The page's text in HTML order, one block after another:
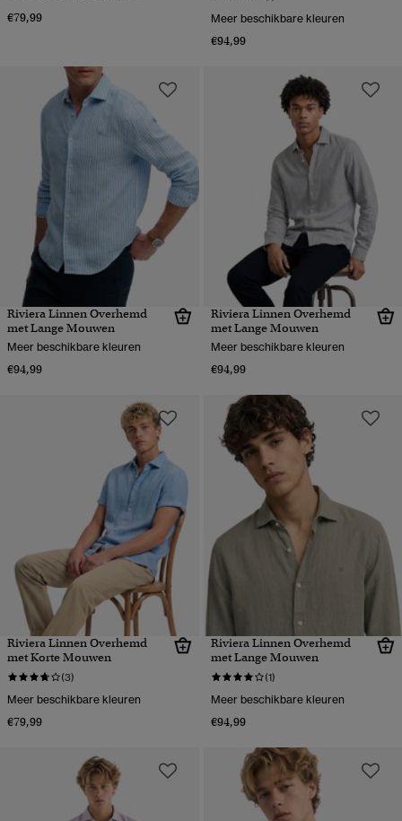
€79,99 Meer beschikbare kleuren
€94,99
Riviera Linnen Overhemd
met Lange Mouwen
Meer beschikbare kleuren
€94,99
Riviera Linnen Overhemd
met Lange Mouwen
Meer beschikbare kleuren
€94,99
Riviera Linnen Overhemd
met Korte Mouwen
(3)
Meer beschikbare kleuren
€79,99
Riviera Linnen Overhemd
met Lange Mouwen
(1)
Meer beschikbare kleuren
€94,99